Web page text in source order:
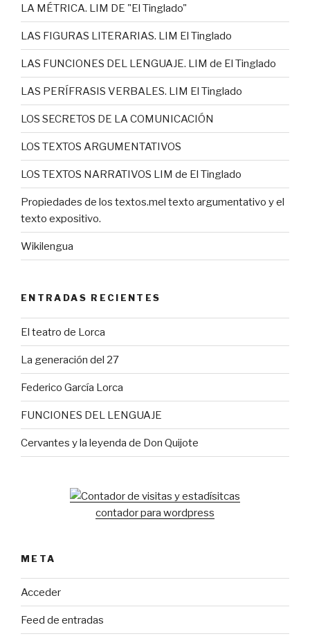
LA MÉTRICA. LIM DE "El Tinglado"
LAS FIGURAS LITERARIAS. LIM El Tinglado
LAS FUNCIONES DEL LENGUAJE. LIM de El Tinglado
LAS PERÍFRASIS VERBALES. LIM El Tinglado
LOS SECRETOS DE LA COMUNICACIÓN
LOS TEXTOS ARGUMENTATIVOS
LOS TEXTOS NARRATIVOS LIM de El Tinglado
Propiedades de los textos.mel texto argumentativo y el
texto expositivo.
Wikilengua
ENTRADAS RECIENTES
El teatro de Lorca
La generación del 27
Federico García Lorca
FUNCIONES DEL LENGUAJE
Cervantes y la leyenda de Don Quijote
contador para wordpress
META
Acceder
Feed de entradas